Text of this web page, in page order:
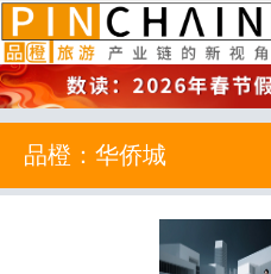
品橙旅游
品橙：华侨城